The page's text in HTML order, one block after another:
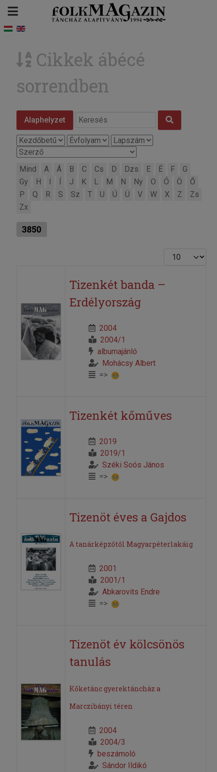
Cikkek ábécé
sorrendben
Alaphelyzet
Mind A Á B C Cs D Dzs E É F
G
Gy
H J K L M N Ny O Ó Ö
Ő
P
Q R S Sz T U Ú Ü V W X Z
Zs
Zx
3850
Tételek #
Tizenkét banda –
Erdélyország
2004
2004/1
albumajánló
Mohácsy Albert
=>
Tizenkét kőműves
2019
2019/1
Széki Soós János
=>
Tizenöt éves a Gajdos
A tanárképzőtől Magyarpéterlakáig
2001
2001/1
Abkarovits Endre
=>
Tizenöt év kölcsönös
tanulás
Kőketánc gyerektáncház a
Marczibányi téren
2004
2004/3
beszámoló
Sándor Ildikó